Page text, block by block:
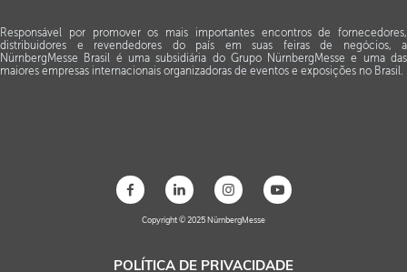
Responsável por promover os mais importantes encontros de fornecedores,
distribuidores e revendedores do país em suas feiras de negócios, a
NürnbergMesse Brasil é uma subsidiária do Grupo NürnbergMesse e uma das
maiores empresas internacionais organizadoras de eventos e exposições no Brasil.
Copyright © 2025 NürnbergMesse
POLÍTICA DE PRIVACIDADE